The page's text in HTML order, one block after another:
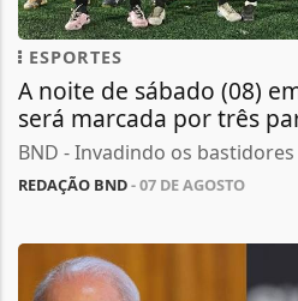
ESPORTES
A noite de sábado (08)
será marcada por três
BND - Invadindo os
REDAÇÃO BND- 07 DE AGOSTO